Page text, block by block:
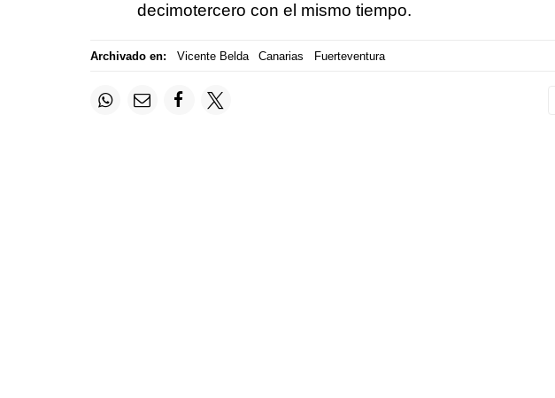
decimotercero con el mismo tiempo.
Archivado en: Vicente Belda Canarias Fuerteventura